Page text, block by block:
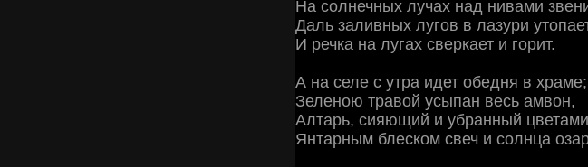
На солнечных лучах над нивами
Даль заливных лугов в лазури
И речка на лугах сверкает и горит.
А на селе с утра идет обедня в храме;
Зеленою травой усыпан весь амвон,
Алтарь, сияющий и убранный
Янтарным блеском свеч и солнца